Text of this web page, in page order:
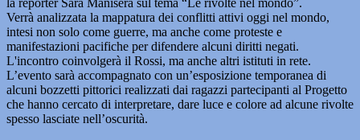
la reporter Sara Manisera sul tema “Le rivolte nel mondo”.
Verrà analizzata la mappatura dei conflitti attivi oggi nel mondo,
intesi non solo come guerre, ma anche come proteste e
manifestazioni pacifiche per difendere alcuni diritti negati.
L'incontro coinvolgerà il Rossi, ma anche altri istituti in rete.
L’evento sarà accompagnato con un’esposizione temporanea di
alcuni bozzetti pittorici realizzati dai ragazzi partecipanti al Progetto
che hanno cercato di interpretare, dare luce e colore ad alcune rivolte
spesso lasciate nell’oscurità.